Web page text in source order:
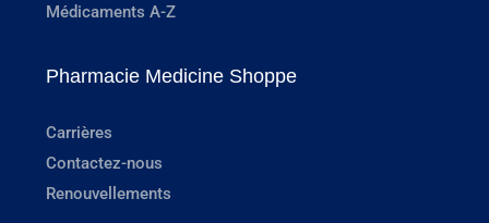
Médicaments A-Z
Pharmacie Medicine Shoppe
Carrières
Contactez-nous
Renouvellements